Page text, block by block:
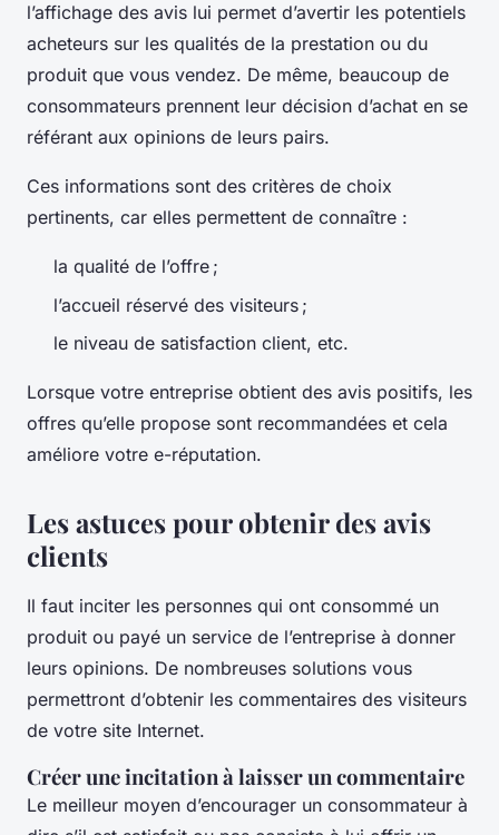
l’affichage des avis lui permet d’avertir les potentiels
acheteurs sur les qualités de la prestation ou du
produit que vous vendez. De même, beaucoup de
consommateurs prennent leur décision d’achat en se
référant aux opinions de leurs pairs.
Ces informations sont des critères de choix
pertinents, car elles permettent de connaître :
la qualité de l’offre ;
l’accueil réservé des visiteurs ;
le niveau de satisfaction client, etc.
Lorsque votre entreprise obtient des avis positifs, les
offres qu’elle propose sont recommandées et cela
améliore votre e-réputation.
Les astuces pour obtenir des avis
clients
Il faut inciter les personnes qui ont consommé un
produit ou payé un service de l’entreprise à donner
leurs opinions. De nombreuses solutions vous
permettront d’obtenir les commentaires des visiteurs
de votre site Internet.
Créer une incitation à laisser un commentaire
Le meilleur moyen d’encourager un consommateur à